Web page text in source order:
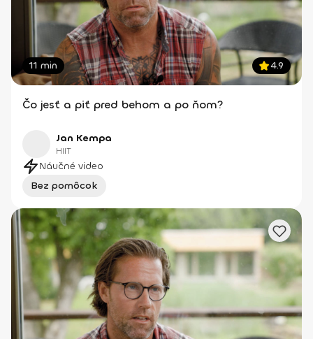
11 min 4.9
Čo jesť a piť pred behom a po ňom?
Jan Kempa
HIIT
Náučné video
Bez pomôcok